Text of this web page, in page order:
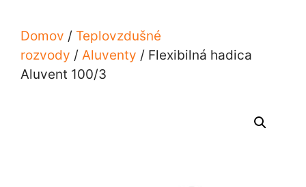
Domov / Teplovzdušné
rozvody / Aluventy / Flexibilná hadica
Aluvent 100/3